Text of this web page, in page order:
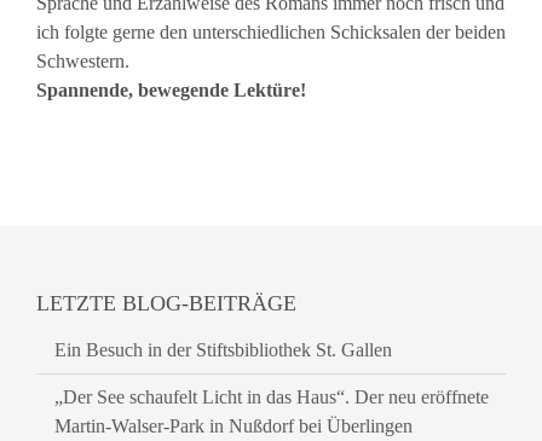
ich folgte gerne den unterschiedlichen Schicksalen der beiden
Schwestern.
Spannende, bewegende Lektüre!
LETZTE BLOG-BEITRÄGE
Ein Besuch in der Stiftsbibliothek St. Gallen
„Der See schaufelt Licht in das Haus“. Der neu eröffnete
Martin-Walser-Park in Nußdorf bei Überlingen